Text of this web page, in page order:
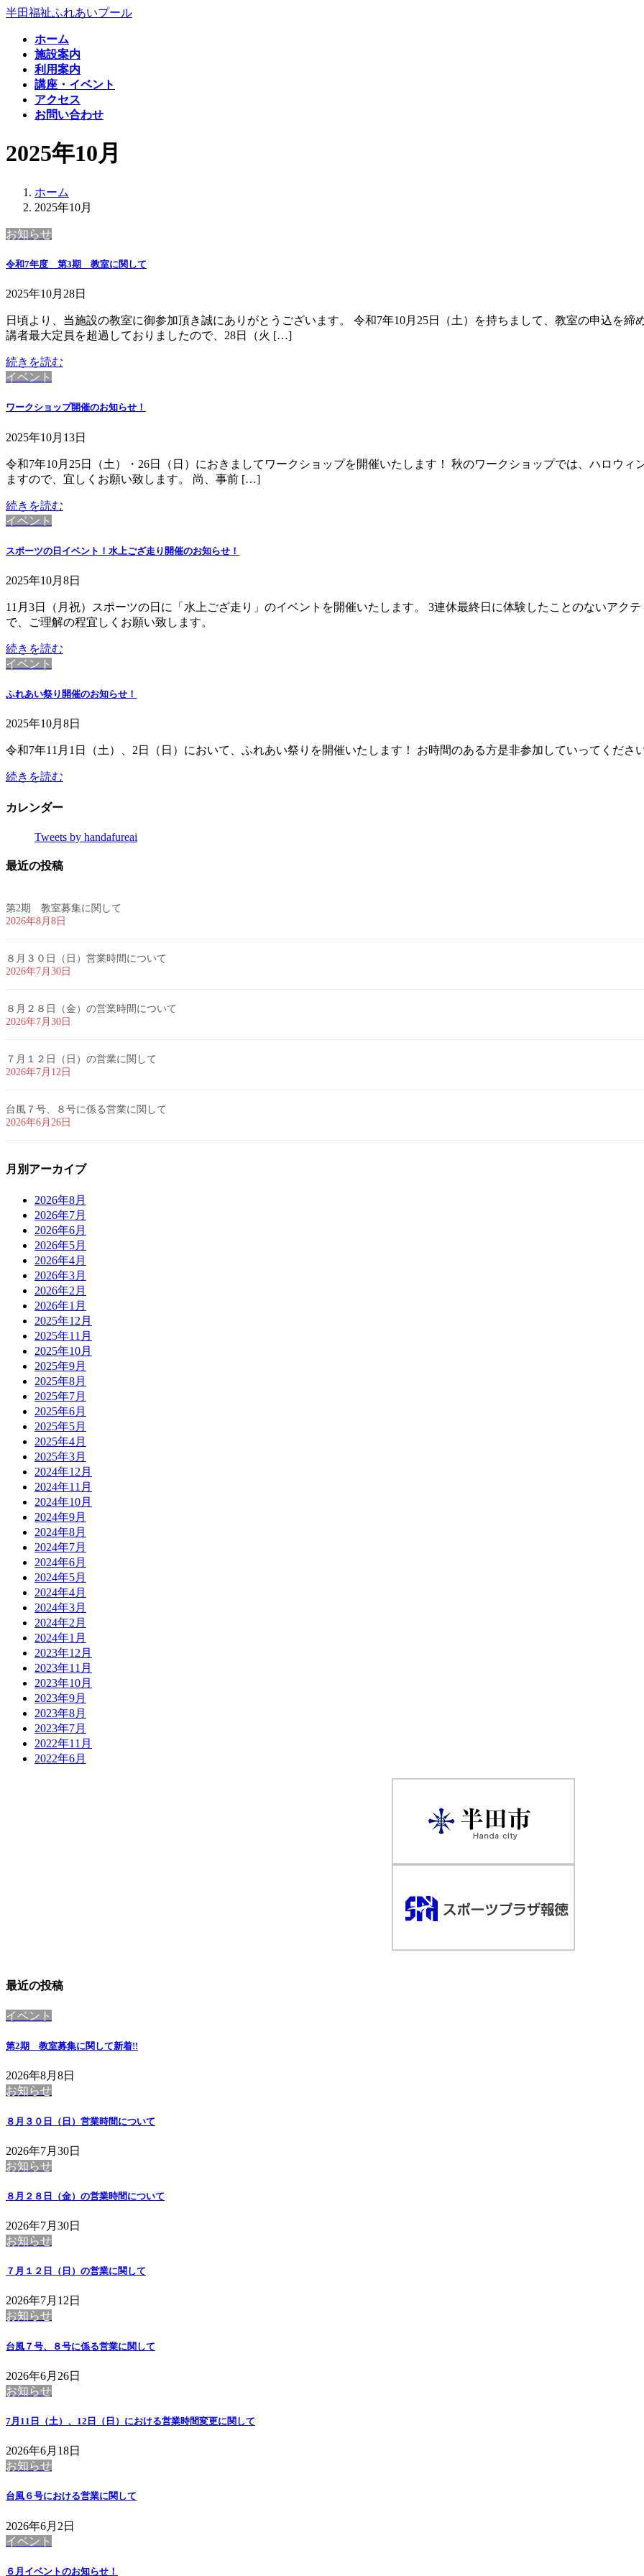
コ
プ
ナ
動
半田福祉ふれあいプール
ホーム
施設案内
利用案内
講座・イベント
アクセス
お問い合わせ
2025年10月
ホーム
2025年10月
お知らせ
令和7年度 第3期 教室に関して
2025年10月28日
日頃より、当施設の教室に御参加頂き誠にありがとうございます。 令和7年10月25日（土）を持ちまして、教室の申込を
講者最大定員を超過しておりましたので、28日（火 […]
続きを読む
イベント
ワークショップ開催のお知らせ！
2025年10月13日
令和7年10月25日（土）・26日（日）におきましてワークショップを開催いたします！ 秋のワークショップでは、ハロウ
ますので、宜しくお願い致します。 尚、事前 […]
続きを読む
イベント
スポーツの日イベント！水上ござ走り開催のお知らせ！
2025年10月8日
11月3日（月祝）スポーツの日に「水上ござ走り」のイベントを開催いたします。 3連休最終日に体験したことのないアク
で、ご理解の程宜しくお願い致します。
続きを読む
イベント
ふれあい祭り開催のお知らせ！
2025年10月8日
令和7年11月1日（土）、2日（日）において、ふれあい祭りを開催いたします！ お時間のある方是非参加していってくださ
続きを読む
カレンダー
Tweets by handafureai
最近の投稿
第2期 教室募集に関して
2026年8月8日
８月３０日（日）営業時間について
2026年7月30日
８月２８日（金）の営業時間について
2026年7月30日
７月１２日（日）の営業に関して
2026年7月12日
台風７号、８号に係る営業に関して
2026年6月26日
月別アーカイブ
2026年8月
2026年7月
2026年6月
2026年5月
2026年4月
2026年3月
2026年2月
2026年1月
2025年12月
2025年11月
2025年10月
2025年9月
2025年8月
2025年7月
2025年6月
2025年5月
2025年4月
2025年3月
2024年12月
2024年11月
2024年10月
2024年9月
2024年8月
2024年7月
2024年6月
2024年5月
2024年4月
2024年3月
2024年2月
2024年1月
2023年12月
2023年11月
2023年10月
2023年9月
2023年8月
2023年7月
2022年11月
2022年6月
最近の投稿
イベント
第2期 教室募集に関して新着!!
2026年8月8日
お知らせ
８月３０日（日）営業時間について
2026年7月30日
お知らせ
８月２８日（金）の営業時間について
2026年7月30日
お知らせ
７月１２日（日）の営業に関して
2026年7月12日
お知らせ
台風７号、８号に係る営業に関して
2026年6月26日
お知らせ
7月11日（土）、12日（日）における営業時間変更に関して
2026年6月18日
お知らせ
台風６号における営業に関して
2026年6月2日
イベント
６月イベントのお知らせ！